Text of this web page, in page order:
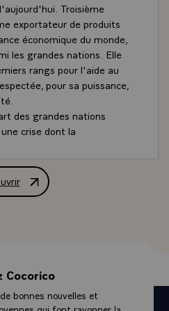
Troisième
exportateur de produits
économique du monde,
les grandes nations. Elle
rangs pour l'aide au
pour sa puissance,
des grandes nations
crise dont la
ne saurait se satisfaire de
a encore dans notre pays
être mis en oeuvre pour
pas aussi un sujet de
nation qui, tout au long de
difficultés ?\
pour notre pays,
matière de formation, aille
de M. François Mitterrand,
Cocorico
bonnes nouvelles et